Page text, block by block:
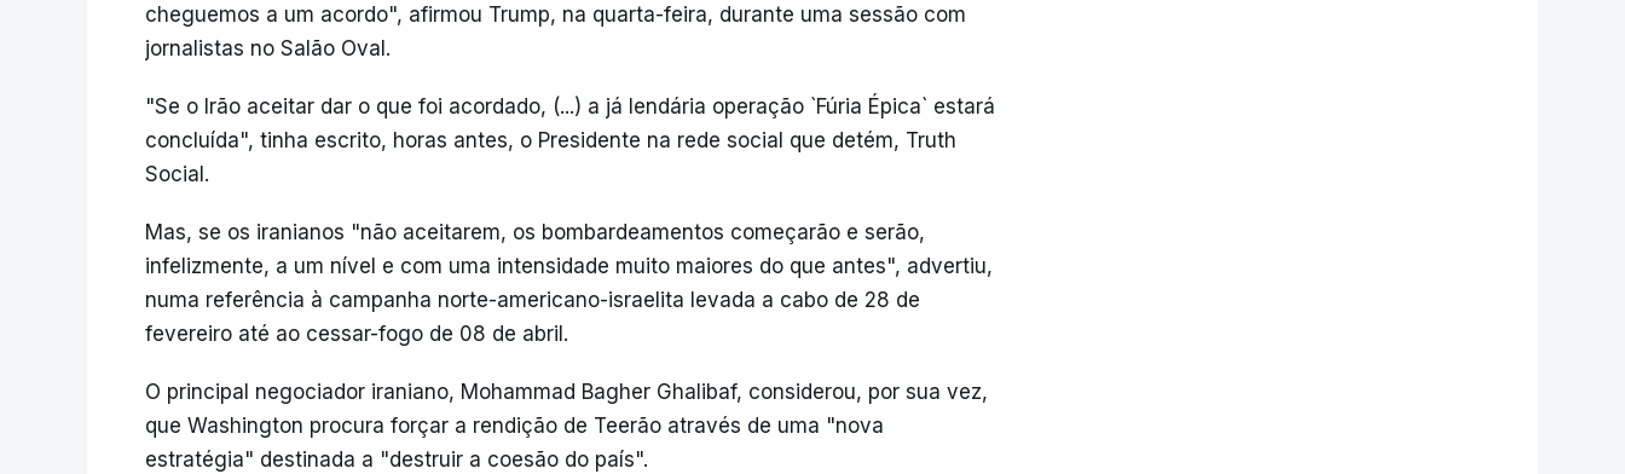
cheguemos a um acordo", afirmou Trump, na quarta-feira, durante uma sessão com
jornalistas no Salão Oval.
"Se o Irão aceitar dar o que foi acordado, (...) a já lendária operação `Fúria Épica` estará
concluída", tinha escrito, horas antes, o Presidente na rede social que detém, Truth
Social.
Mas, se os iranianos "não aceitarem, os bombardeamentos começarão e serão,
infelizmente, a um nível e com uma intensidade muito maiores do que antes", advertiu,
numa referência à campanha norte-americano-israelita levada a cabo de 28 de
fevereiro até ao cessar-fogo de 08 de abril.
O principal negociador iraniano, Mohammad Bagher Ghalibaf, considerou, por sua vez,
que Washington procura forçar a rendição de Teerão através de uma "nova
estratégia" destinada a "destruir a coesão do país".